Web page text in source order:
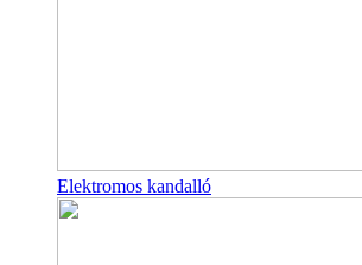
Elektromos kandalló